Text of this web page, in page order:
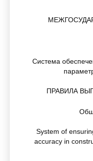
Система
ПРАВИЛА
System of
accuracy in